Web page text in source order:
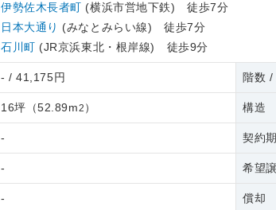
伊勢佐木長者町 (横浜市営地下鉄) 徒歩7分
日本大通り (みなとみらい線) 徒歩7分
石川町 (JR京浜東北・根岸線) 徒歩9分
- / 41,175円 階数 /
16坪 （52.89m2 ） 構造
- 契約
- 希望
- 償却